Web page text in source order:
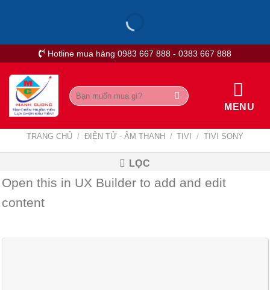
Hotline mua hàng 0983 667 888 - 0383 667 888
Tìm
kiếm:
MENU
TRANG CHỦ / ĐIỆN TỬ - ÂM THANH / TIVI / TIVI SONY
LỌC
Open this in UX Builder to add and edit
content